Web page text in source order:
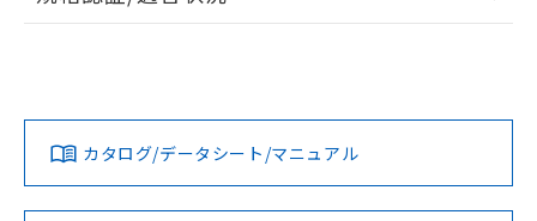
ログイン/会員登録
ダウンロードデータをご利用いただく前に、以下を必ずお読
みください。
ソフトウェアの使用条件
EU RoHS 注意事項・凡例
対応済み
カタログ/データシート/マニュアル
既に当社にて対応品への在庫切替を完了